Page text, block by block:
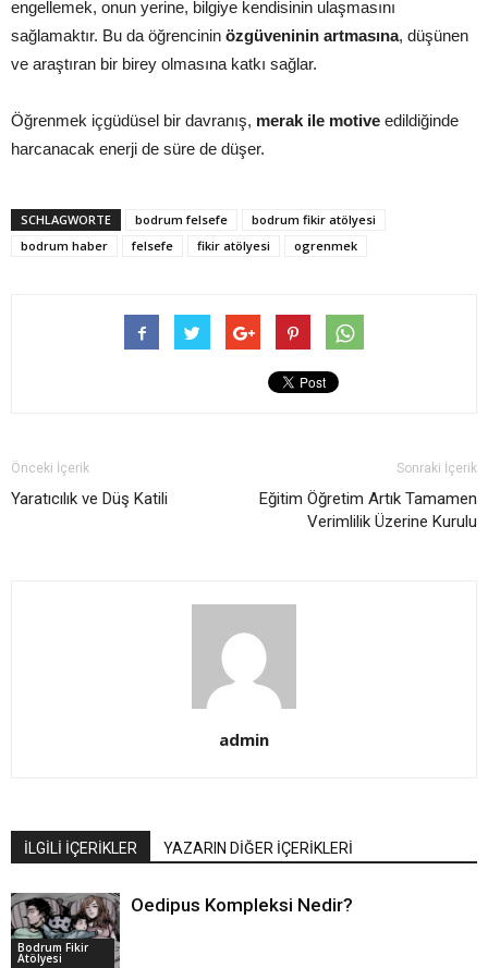
engellemek, onun yerine, bilgiye kendisinin ulaşmasını
sağlamaktır. Bu da öğrencinin özgüveninin artmasına, düşünen
ve araştıran bir birey olmasına katkı sağlar.
Öğrenmek içgüdüsel bir davranış, merak ile motive edildiğinde
harcanacak enerji de süre de düşer.
SCHLAGWORTE bodrum felsefe
bodrum fikir atölyesi
bodrum haber
felsefe fikir atölyesi ogrenmek
Önceki İçerik
Yaratıcılık ve Düş Katili
Sonraki İçerik
Eğitim Öğretim Artık Tamamen
Verimlilik Üzerine Kurulu
admin
İLGİLİ İÇERİKLER YAZARIN DİĞER İÇERİKLERİ
Bodrum Fikir
Atölyesi
Oedipus Kompleksi Nedir?